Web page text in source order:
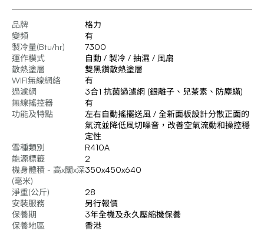
品牌
格力
變頻
有
製冷量(Btu/hr)
7300
運作模式
自動 / 製冷 / 抽濕 / 風扇
散熱塗層
雙黑鑽散熱塗層
WIFI無線網絡
有
過濾網
3合1 抗菌過濾網 (銀離子、兒茶素、防塵蟎)
無線搖控器
有
功能及特點
左右自動搖擺送風 / 全新面板設計分散正面的
氣流並降低風切噪音，改善空氣流動和操控穩
定性
雪種類別
R410A
能源標籤
2
機身體積 - 高x闊x深
(毫米)
350x450x640
淨重(公斤)
28
安裝服務
另行報價
保養期
3年全機及永久壓縮機保養
保養地區
香港